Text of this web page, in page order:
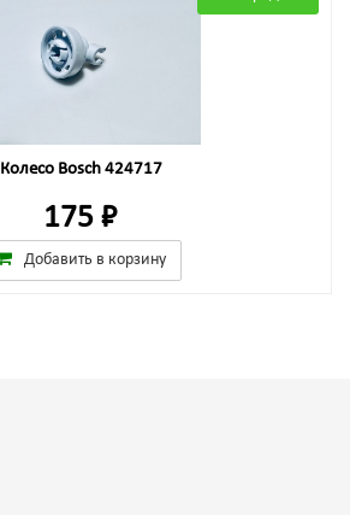
Колесо Bosch 424717
175 ₽
Добавить в корзину